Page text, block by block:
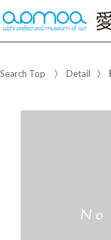
Search Top Detail